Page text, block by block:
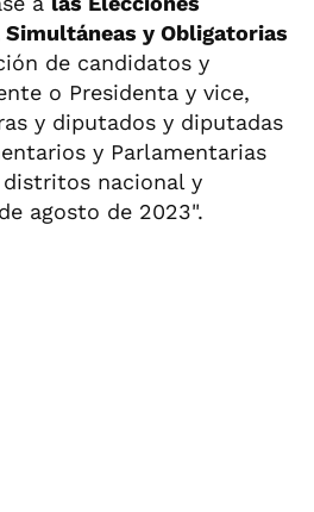
y Obligatorias
de candidatos y
o Presidenta y vice,
y diputados y diputadas
y Parlamentarias
nacional y
agosto de 2023".